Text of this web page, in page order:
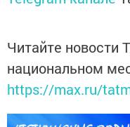
Читайте новости
национальном
https://max.ru/